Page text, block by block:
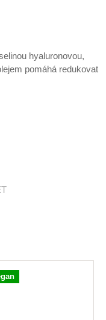
hyaluronovou,
pomáhá redukovat